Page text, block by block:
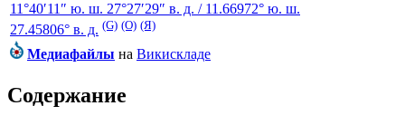
11°40′11″ ю. ш. 27°27′29″ в. д. / 11.66972° ю. ш.
27.45806° в. д. (G) (O) (Я)
Медиафайлы на Викискладе
Содержание